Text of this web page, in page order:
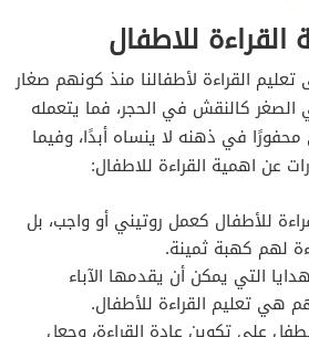
للاطفال
القراءة لأطفالنا منذ كونهم صغار
الصغر كالنقش في الحجر، فما يتعمله
في ذهنه لا ينساه أبدًا، وفيما
عن اهمية القراءة للاطفال:
للأطفال كعمل روتيني أو واجب، بل
لهم كهبة ثمينة.
التي يمكن أن يقدمها الآباء
هي تعليم القراءة للأطفال.